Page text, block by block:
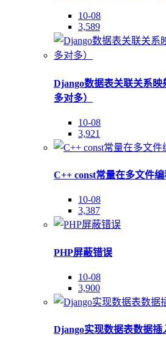
10-08
3,589
Django数据表关联关系映
多对多）
10-08
3,921
C++ const常量在多文件
10-08
3,387
PHP屏蔽错误
10-08
3,900
Django实现数据表数据插